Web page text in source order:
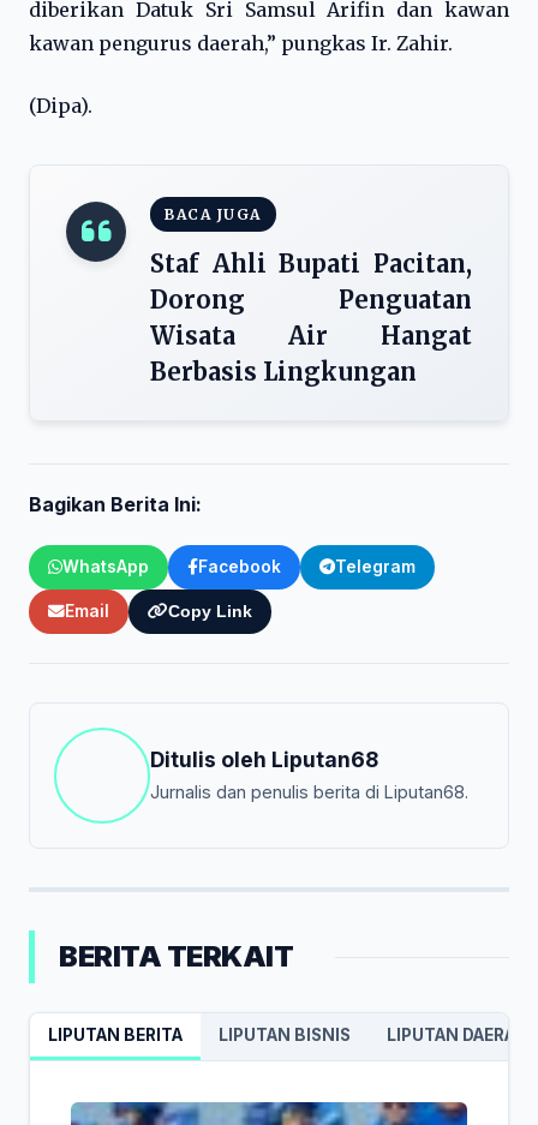
diberikan Datuk Sri Samsul Arifin dan kawan
kawan pengurus daerah,” pungkas Ir. Zahir.
(Dipa).
BACA JUGA
Staf Ahli Bupati Pacitan,
Dorong Penguatan
Wisata Air Hangat
Berbasis Lingkungan
Bagikan Berita Ini:
WhatsApp Facebook Telegram
Email Copy Link
Ditulis oleh Liputan68
Jurnalis dan penulis berita di Liputan68.
BERITA TERKAIT
LIPUTAN BERITA LIPUTAN BISNIS LIPUTAN DAERAH